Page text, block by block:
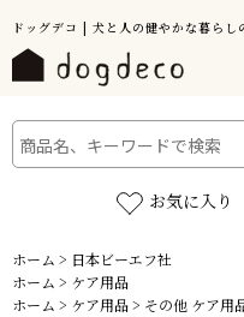
ドッグデコ | 犬と人の健やかな暮らし
お気に入り
ホーム > 日本ビーエフ社
ホーム > ケア用品
ホーム > ケア用品> その他 ケア用